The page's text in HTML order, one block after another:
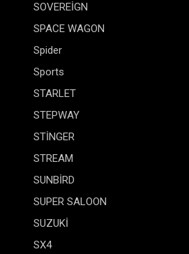
SOVEREİGN
SPACE WAGON
Spider
Sports
STARLET
STEPWAY
STİNGER
STREAM
SUNBİRD
SUPER SALOON
SUZUKİ
SX4